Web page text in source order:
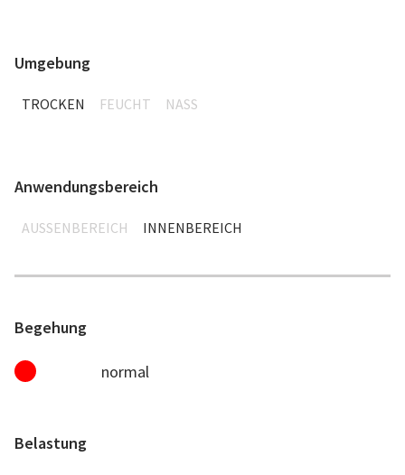
Umgebung
TROCKEN FEUCHT NASS
Anwendungsbereich
AUSSENBEREICH INNENBEREICH
Begehung
normal
Belastung